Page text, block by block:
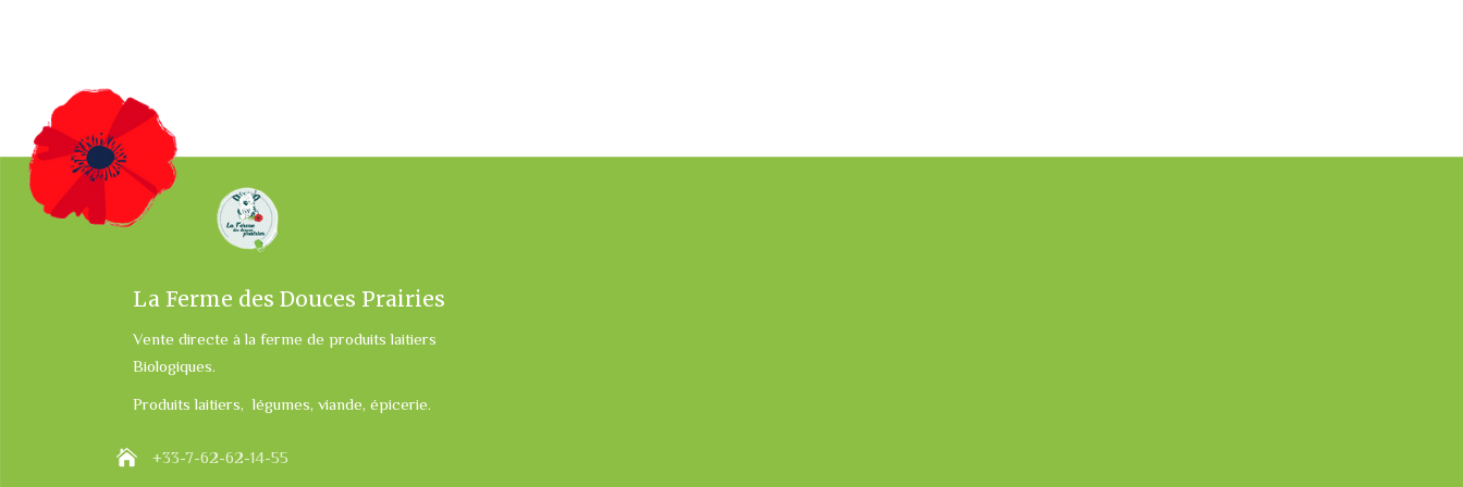
La Ferme des Douces Prairies
Vente directe à la ferme de produits laitiers
Biologiques.
Produits laitiers, légumes, viande, épicerie.
+33-7-62-62-14-55